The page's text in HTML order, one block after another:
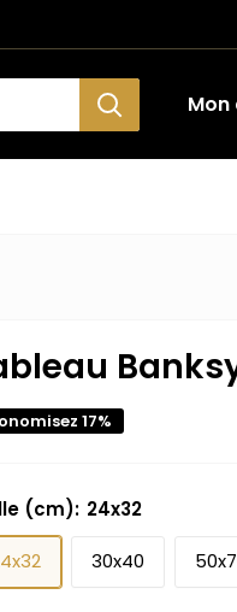
17%
(cm): 24x32
30x40